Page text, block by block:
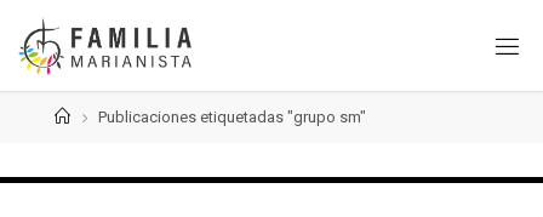
Saltar
contenido
PáginaPublicaciones etiquetadas "grupo sm"